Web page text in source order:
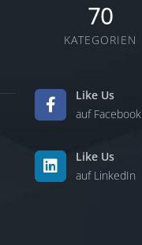
70
KATEGORIEN
Like Us
auf Facebook
Like Us
auf LinkedIn